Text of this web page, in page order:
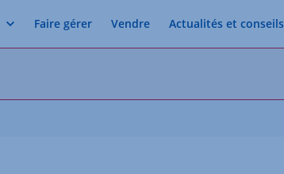
Faire gérer Vendre Actualités et conseils